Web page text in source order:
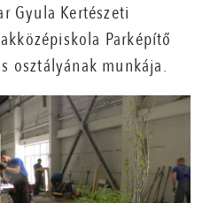
Gyula Kertészeti
Parképítő
osztályának munkája.